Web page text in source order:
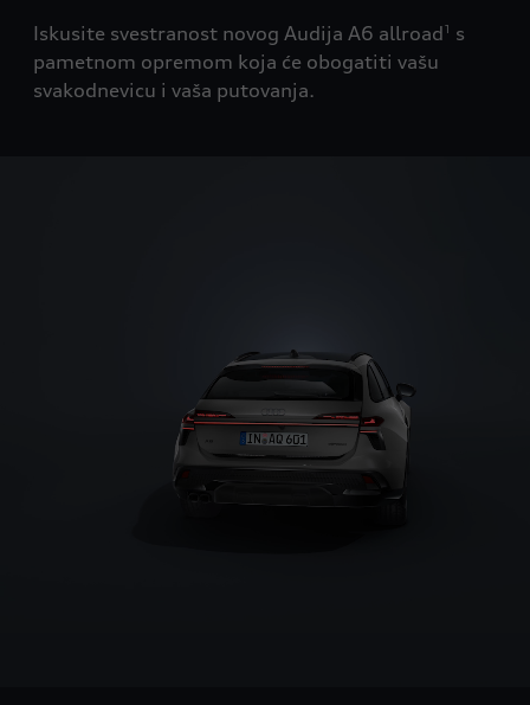
Iskusite svestranost novog Audija A6 allroad1
s
pametnom opremom koja će obogatiti vašu
svakodnevicu i vaša putovanja.